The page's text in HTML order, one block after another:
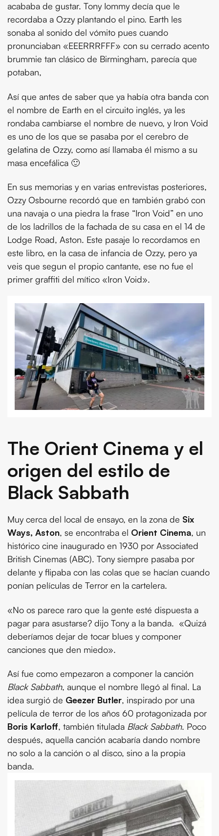
acababa de gustar. Tony Iommy decía que le
recordaba a Ozzy plantando el pino. Earth les
sonaba al sonido del vómito pues cuando
pronunciaban «EEERRRFFF» con su cerrado acento
brummie tan clásico de Birmingham, parecía que
potaban,
Así que antes de saber que ya había otra banda con
el nombre de Earth en el circuito inglés, ya les
rondaba cambiarse el nombre de nuevo, y Iron Void
es uno de los que se pasaba por el cerebro de
gelatina de Ozzy, como así llamaba él mismo a su
masa encefálica 🙂
En sus memorias y en varias entrevistas posteriores,
Ozzy Osbourne recordó que en también grabó con
una navaja o una piedra la frase “Iron Void” en uno
de los ladrillos de la fachada de su casa en el 14 de
Lodge Road, Aston. Este pasaje lo recordamos en
este libro, en la casa de infancia de Ozzy, pero ya
veis que segun el propio cantante, ese no fue el
primer graffiti del mítico «Iron Void».
The Orient Cinema y el
origen del estilo de
Black Sabbath
Muy cerca del local de ensayo, en la zona de Six
Ways, Aston, se encontraba el Orient Cinema, un
histórico cine inaugurado en 1930 por Associated
British Cinemas (ABC). Tony siempre pasaba por
delante y flipaba con las colas que se hacían cuando
ponían películas de Terror en la cartelera.
«No os parece raro que la gente esté dispuesta a
pagar para asustarse? dijo Tony a la banda. «Quizá
deberíamos dejar de tocar blues y componer
canciones que den miedo».
Así fue como empezaron a componer la canción
Black Sabbath, aunque el nombre llegó al final. La
idea surgió de Geezer Butler, inspirado por una
película de terror de los años 60 protagonizada por
Boris Karloff, también titulada Black Sabbath. Poco
después, aquella canción acabaría dando nombre
no solo a la canción o al disco, sino a la propia
banda.